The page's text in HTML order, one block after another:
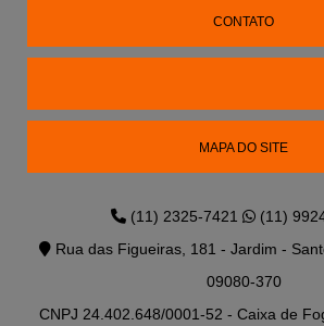
CONTATO
MAPA DO SITE
(11) 2325-7421
(11)
Rua das Figueiras, 181 - Jardim -
09080-370
CNPJ 24.402.648/0001-52 - Caixa de